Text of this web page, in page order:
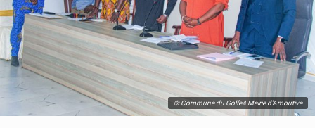
© Commune du Golfe4 Mairie d'Amoutive